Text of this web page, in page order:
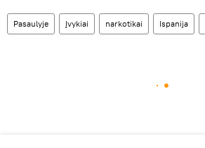
Pasaulyje Įvykiai narkotikai Ispanija